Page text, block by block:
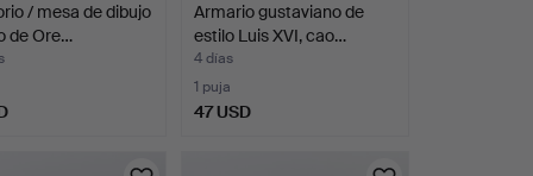
/ mesa de dibujo
de Ore…
Armario gustaviano de
estilo Luis XVI, cao…
4 días
1 puja
47 USD